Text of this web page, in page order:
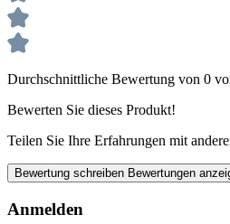
Durchschnittliche Bewertung von 0
Bewerten Sie dieses Produkt!
Teilen Sie Ihre Erfahrungen mit
Bewertung schreiben Bewertungen
Anmelden